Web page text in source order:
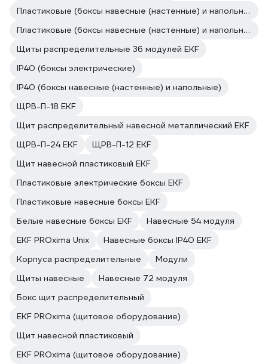
Пластиковые (боксы навесные (настенные) и напольные)
Пластиковые (боксы навесные (настенные) и напольные)
Щиты распределительные 36 модулей EKF
IP40 (боксы электрические)
IP40 (боксы навесные (настенные) и напольные)
ЩРВ-П-18 EKF
Щит распределительный навесной металлический EKF
ЩРВ-П-24 EKF
ЩРВ-П-12 EKF
Щит навесной пластиковый EKF
Пластиковые электрические боксы EKF
Пластиковые навесные боксы EKF
Белые навесные боксы EKF
Навесные 54 модуля
EKF PROxima Unix
Навесные боксы IP40 EKF
Корпуса распределительные
Модули
Щиты навесные
Навесные 72 модуля
Бокс щит распределительный
EKF PROxima (щитовое оборудование)
Щит навесной пластиковый
EKF PROxima (щитовое оборудование)